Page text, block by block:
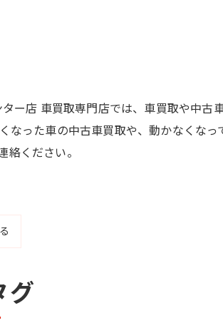
ー店 車買取専門店では、車買取や中古
った車の中古車買取や、動かなくな
ください。
グ